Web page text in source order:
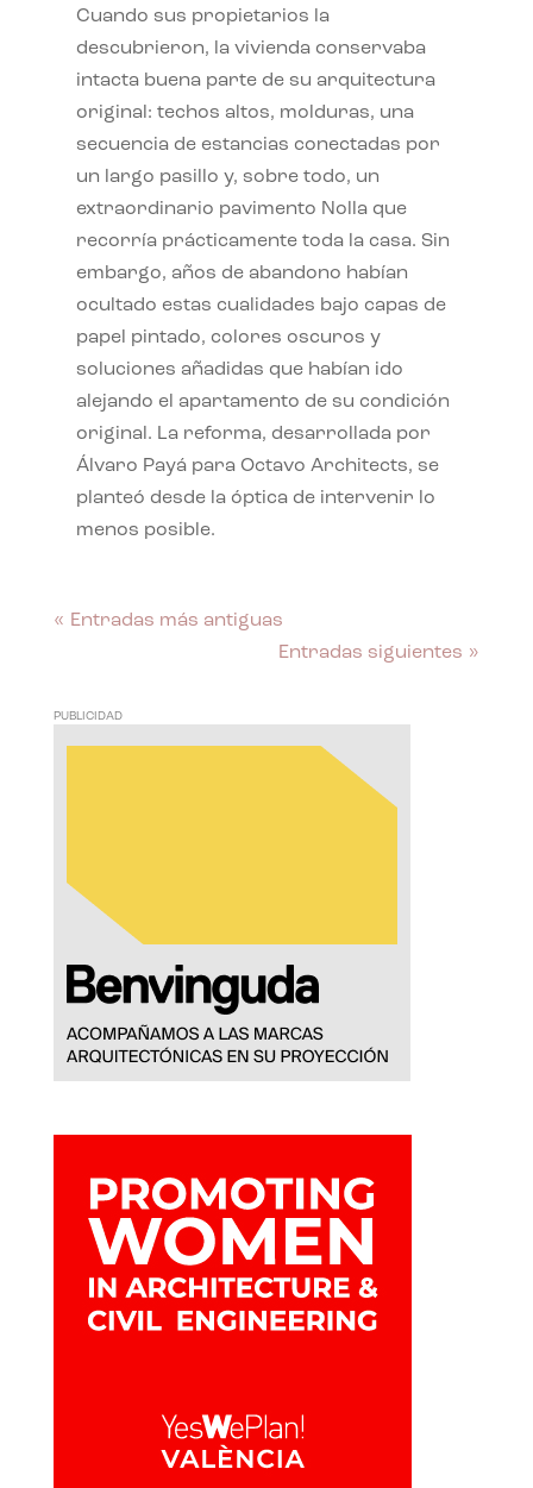
Cuando sus propietarios la
descubrieron, la vivienda conservaba
intacta buena parte de su arquitectura
original: techos altos, molduras, una
secuencia de estancias conectadas por
un largo pasillo y, sobre todo, un
extraordinario pavimento Nolla que
recorría prácticamente toda la casa. Sin
embargo, años de abandono habían
ocultado estas cualidades bajo capas de
papel pintado, colores oscuros y
soluciones añadidas que habían ido
alejando el apartamento de su condición
original. La reforma, desarrollada por
Álvaro Payá para Octavo Architects, se
planteó desde la óptica de intervenir lo
menos posible.
« Entradas más antiguas
Entradas siguientes »
PUBLICIDAD